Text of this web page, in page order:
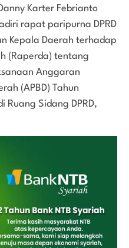
Karter Febrianto
rapat paripurna DPRD
Kepala Daerah terhadap
(Raperda) tentang
Anggaran
(APBD) Tahun
Sidang DPRD,